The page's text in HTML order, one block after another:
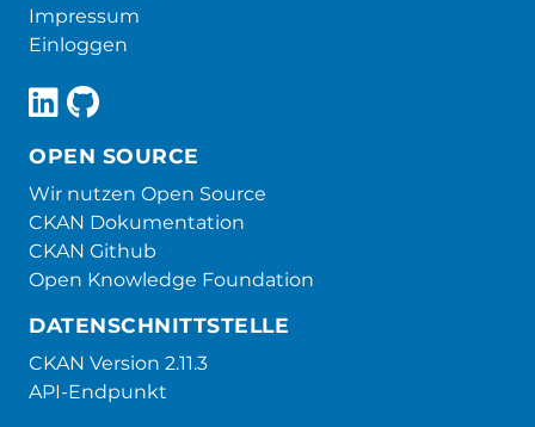
Impressum
Einloggen
OPEN SOURCE
Wir nutzen Open Source
CKAN Dokumentation
CKAN Github
Open Knowledge Foundation
DATENSCHNITTSTELLE
CKAN Version 2.11.3
API-Endpunkt